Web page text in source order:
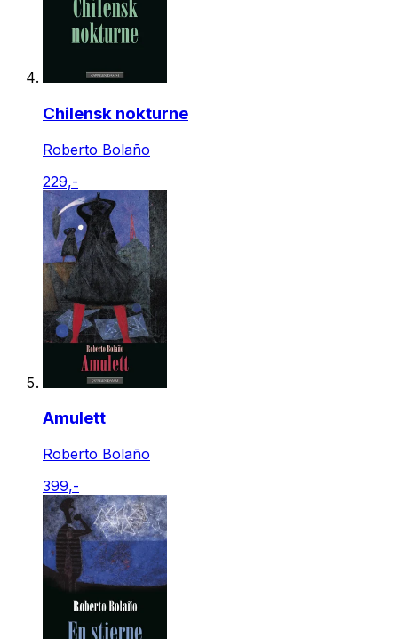
Chilensk nokturne
Roberto Bolaño
229,-
Amulett
Roberto Bolaño
399,-